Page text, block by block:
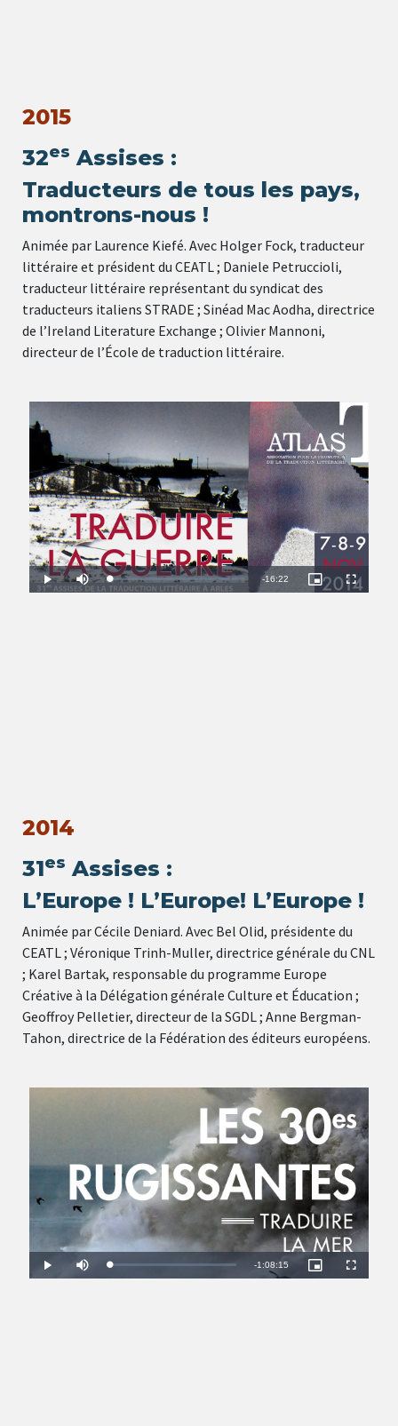
2015
32es Assises :
Traducteurs de tous les pays,
montrons-nous !
Animée par Laurence Kiefé. Avec Holger Fock, traducteur
littéraire et président du CEATL ; Daniele Petruccioli,
traducteur littéraire représentant du syndicat des
traducteurs italiens STRADE ; Sinéad Mac Aodha, directrice
de l’Ireland Literature Exchange ; Olivier Mannoni,
directeur de l’École de traduction littéraire.
2014
31es Assises :
L’Europe ! L’Europe! L’Europe !
Animée par Cécile Deniard. Avec Bel Olid, présidente du
CEATL ; Véronique Trinh-Muller, directrice générale du CNL
; Karel Bartak, responsable du programme Europe
Créative à la Délégation générale Culture et Éducation ;
Geoffroy Pelletier, directeur de la SGDL ; Anne Bergman-
Tahon, directrice de la Fédération des éditeurs européens.